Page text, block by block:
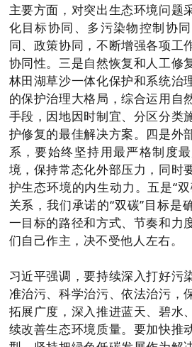
主要方面，对突出生态环境问题
化目标协同、多污染物控制协
同、政策协同，不断增强各项工
协同性。三是自然恢复和人工修
林田湖草沙一体化保护和系统治
的保护治理大格局，综合运用自
手段，因地因时制宜、分区分类
护修复的最佳解决方案。四是外
系，要始终坚持用最严格制度
境，保持常态化外部压力，同时
护生态环境的内生动力。五是“
关系，我们承诺的“双碳”目标是
一目标的路径和方式、节奏和力
们自己作主，决不受他人左右。
习近平强调，要持续深入打好污
准治污、科学治污、依法治污，
拓展广度，深入推进蓝天、碧水
续改善生态环境质量。要加快推